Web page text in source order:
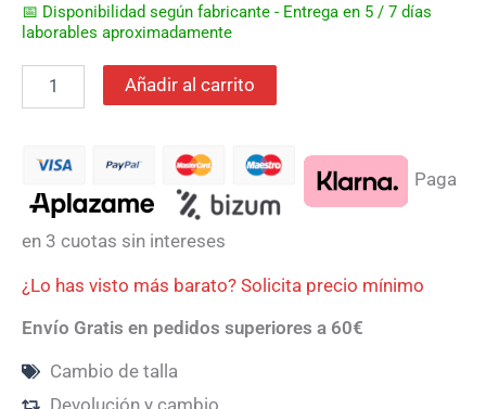
📅 Disponibilidad según fabricante - Entrega en 5 / 7 días
laborables aproximadamente
Añadir al carrito
Paga
en 3 cuotas sin intereses
¿Lo has visto más barato? Solicita precio mínimo
Envío Gratis en pedidos superiores a 60€
Cambio de talla
Devolución y cambio